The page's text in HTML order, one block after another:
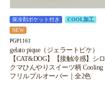
保冷剤ポケット付き
COOL加工
NEW
PGP1161
gelato pique（ジェラートピケ）
【CAT&DOG】【接触冷感】シロ
クマひんやりスイーツ柄 Cooling
フリルプルオーバー｜全2色